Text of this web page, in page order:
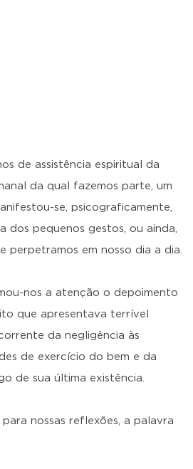
de assistência espiritual da
da qual fazemos parte, um
se, psicograficamente,
dos pequenos gestos, ou ainda,
perpetramos em nosso dia a dia.
nos a atenção o depoimento
que apresentava terrível
da negligência às
de exercício do bem e da
de sua última existência.
nossas reflexões, a palavra